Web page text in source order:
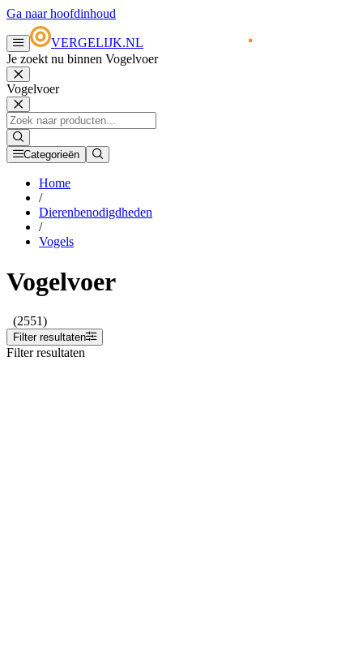
Ga naar hoofdinhoud
VERGELIJK.NL
Je zoekt nu binnen Vogelvoer
Vogelvoer
Categorieën
Home
/
Dierenbenodigdheden
/
Vogels
Vogelvoer
(2551)
Filter resultaten
Filter resultaten